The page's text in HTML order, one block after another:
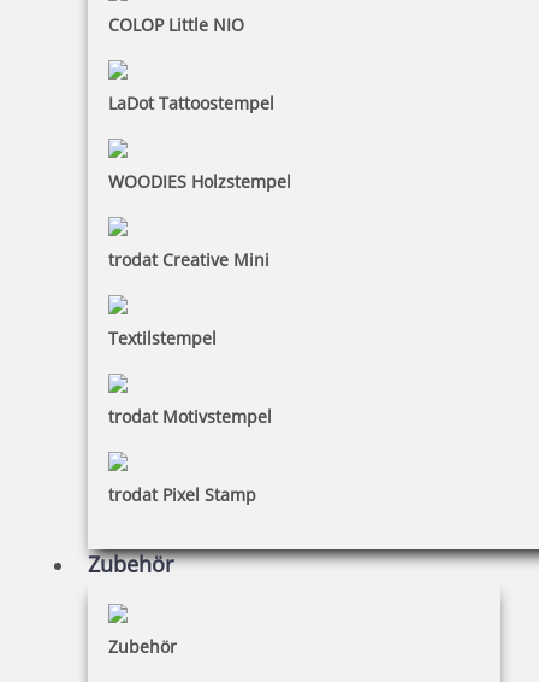
COLOP Little NIO
LaDot Tattoostempel
WOODIES Holzstempel
trodat Creative Mini
Textilstempel
trodat Motivstempel
trodat Pixel Stamp
Zubehör
Zubehör